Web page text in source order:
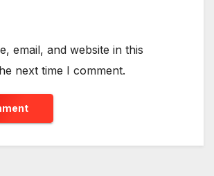
email, and website in this
next time I comment.